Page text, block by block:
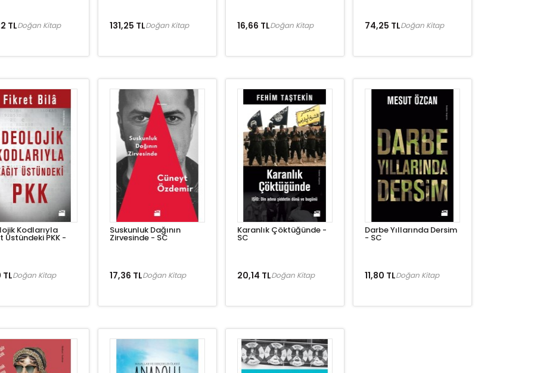
TLDoğan Kitap 131,25 TLDoğan Kitap 16,66 TLDoğan Kitap 74,25 TLDoğan Kitap
Kodlarıyla
Üstündeki PKK -
Doğan Kitap
Suskunluk Dağının
Zirvesinde - SC
17,36 TLDoğan Kitap
Karanlık Çöktüğünde -
SC
20,14 TLDoğan Kitap
Darbe Yıllarında Dersim
- SC
11,80 TLDoğan Kitap